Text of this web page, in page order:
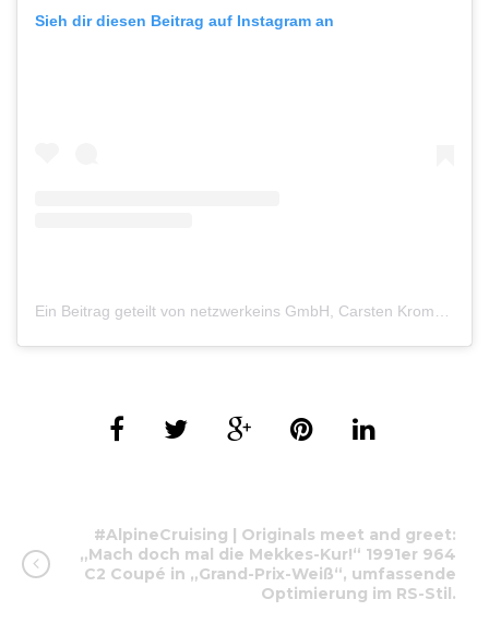
Sieh dir diesen Beitrag auf Instagram an
Ein Beitrag geteilt von netzwerkeins GmbH, Carsten Krome (@werk1.sportscars)
#AlpineCruising | Originals meet and greet:
„Mach doch mal die Mekkes-Kur!“ 1991er 964
C2 Coupé in „Grand-Prix-Weiß“, umfassende
Optimierung im RS-Stil.